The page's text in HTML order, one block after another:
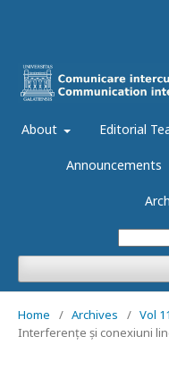
About Editorial
Announcements
Home / Archives / Vol
Interferențe și conexiuni